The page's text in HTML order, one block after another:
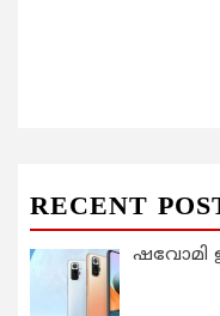
RECENT
ഷവോമി